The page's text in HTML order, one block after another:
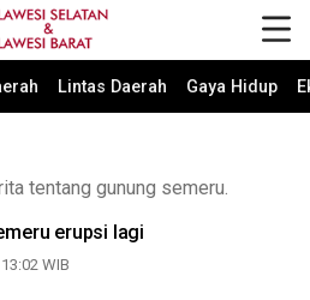
Lintas Daerah Gaya Hidup
tentang gunung semeru.
erupsi lagi
WIB